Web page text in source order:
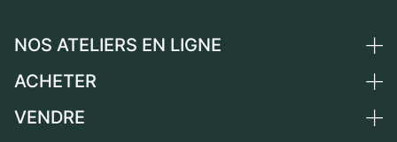
NOS ATELIERS EN LIGNE
Allemagne
ACHETER
Toutes les montres de luxe
VENDRE